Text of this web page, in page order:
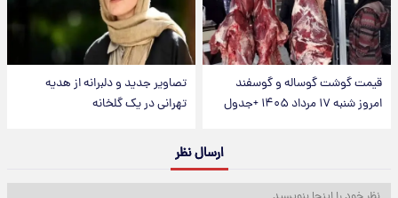
قیمت گوشت گوساله و گوسفند
امروز شنبه ۱۷ مرداد ۱۴۰۵ +جدول
تصاویر جدید و دلبرانه از هدیه
تهرانی در یک گلخانه
ارسال نظر